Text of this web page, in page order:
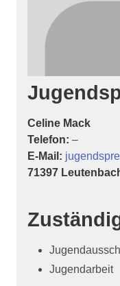
Celine Mack
Telefon: –
E-Mail:
71397
Jugendarbeit